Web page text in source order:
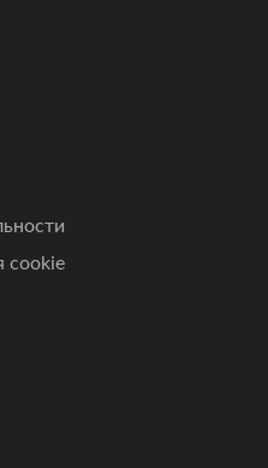
cookie